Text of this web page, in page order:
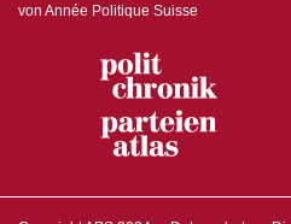
von Année Politique Suisse